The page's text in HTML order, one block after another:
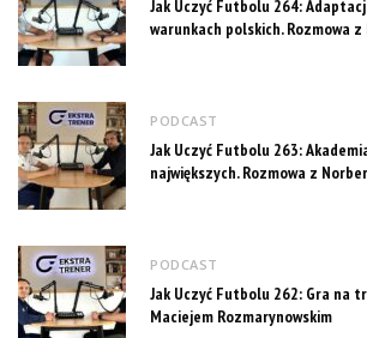
Jak Uczyć Futbolu 264:
warunkach polskich. Rozmowa
PODCAST
Jak Uczyć Futbolu 263:
największych. Rozmowa z
PODCAST
Jak Uczyć Futbolu 262: Gra na
Maciejem Rozmarynowskim